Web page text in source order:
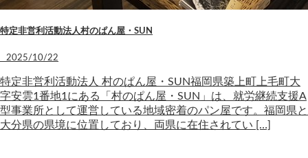
特定非営利活動法人村のぱん屋・SUN
2025/10/22
特定非営利活動法人 村のぱん屋・SUN福岡県築上町上毛町大
字安雲1番地1にある「村のぱん屋・SUN」は、就労継続支援A
型事業所として運営している地域密着のパン屋です。福岡県と
大分県の県境に位置しており、両県に在住されてい […]